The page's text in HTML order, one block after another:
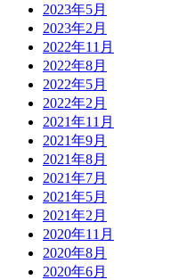
2023年5月
2023年2月
2022年11月
2022年8月
2022年5月
2022年2月
2021年11月
2021年9月
2021年8月
2021年7月
2021年5月
2021年2月
2020年11月
2020年8月
2020年6月